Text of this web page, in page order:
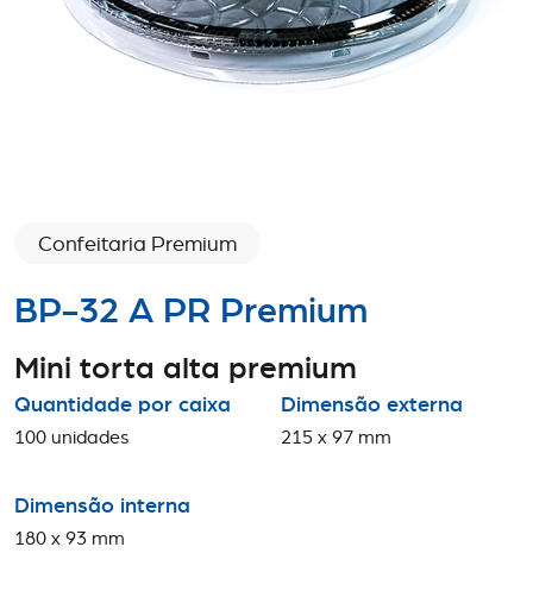
Confeitaria Premium
BP-32 A PR Premium
Mini torta alta premium
Quantidade por caixa
100 unidades
Dimensão externa
215 x 97 mm
Dimensão interna
180 x 93 mm